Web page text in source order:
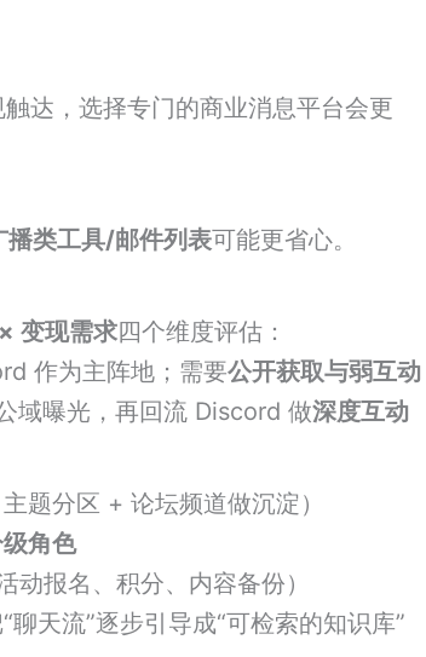
触达，选择专门的商业消息平台会更
播类工具/邮件列表可能更省心。
变现需求四个维度评估：
作为主阵地；需要公开获取与弱互动
域曝光，再回流 Discord 做深度互动
题分区 + 论坛频道做沉淀）
角色
动报名、积分、内容备份）
“聊天流”逐步引导成“可检索的知识库”